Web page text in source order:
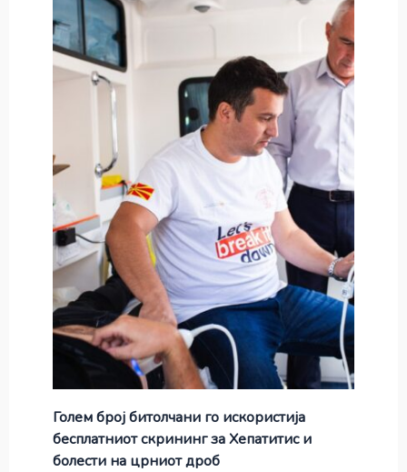
Голем број битолчани го искористија
бесплатниот скрининг за Хепатитис и
болести на црниот дроб